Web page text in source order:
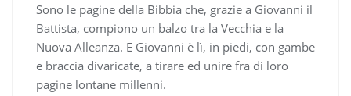
Sono le pagine della Bibbia che, grazie a Giovanni il
Battista, compiono un balzo tra la Vecchia e la
Nuova Alleanza. E Giovanni è lì, in piedi, con gambe
e braccia divaricate, a tirare ed unire fra di loro
pagine lontane millenni.